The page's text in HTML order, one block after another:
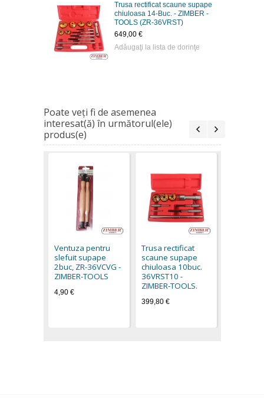
Trusa rectificat scaune supape
chiuloasa 14-Buc. - ZIMBER -
TOOLS (ZR-36VRST)
649,00 €
Adăugaţi la lista de dorinţe
Poate veţi fi de asemenea
interesat(ă) în următorul(ele)
produs(e)
Ventuza pentru
slefuit supape
2buc, ZR-36VCVG -
ZIMBER-TOOLS
4,90 €
Trusa rectificat
scaune supape
chiuloasa 10buc.
36VRST10 -
ZIMBER-TOOLS.
399,80 €